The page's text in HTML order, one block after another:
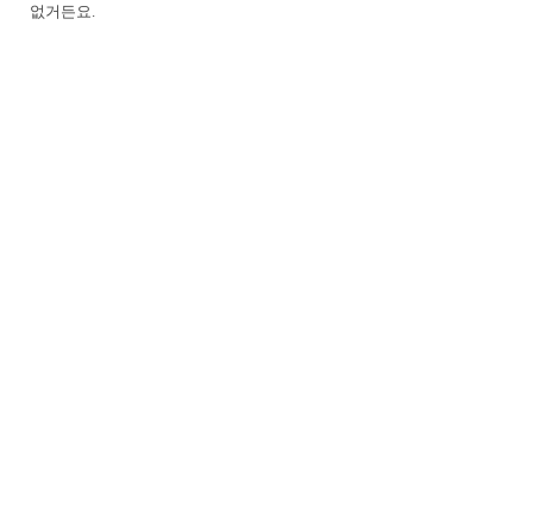
없거든요.